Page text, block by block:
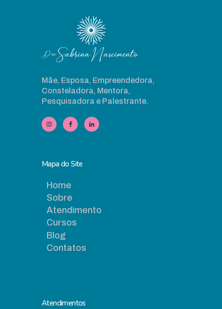
Mãe, Esposa, Empreendedora,
Consteladora, Mentora,
Pesquisadora e Palestrante.
Mapa do Site
Home
Sobre
Atendimento
Cursos
Blog
Contatos
Atendimentos